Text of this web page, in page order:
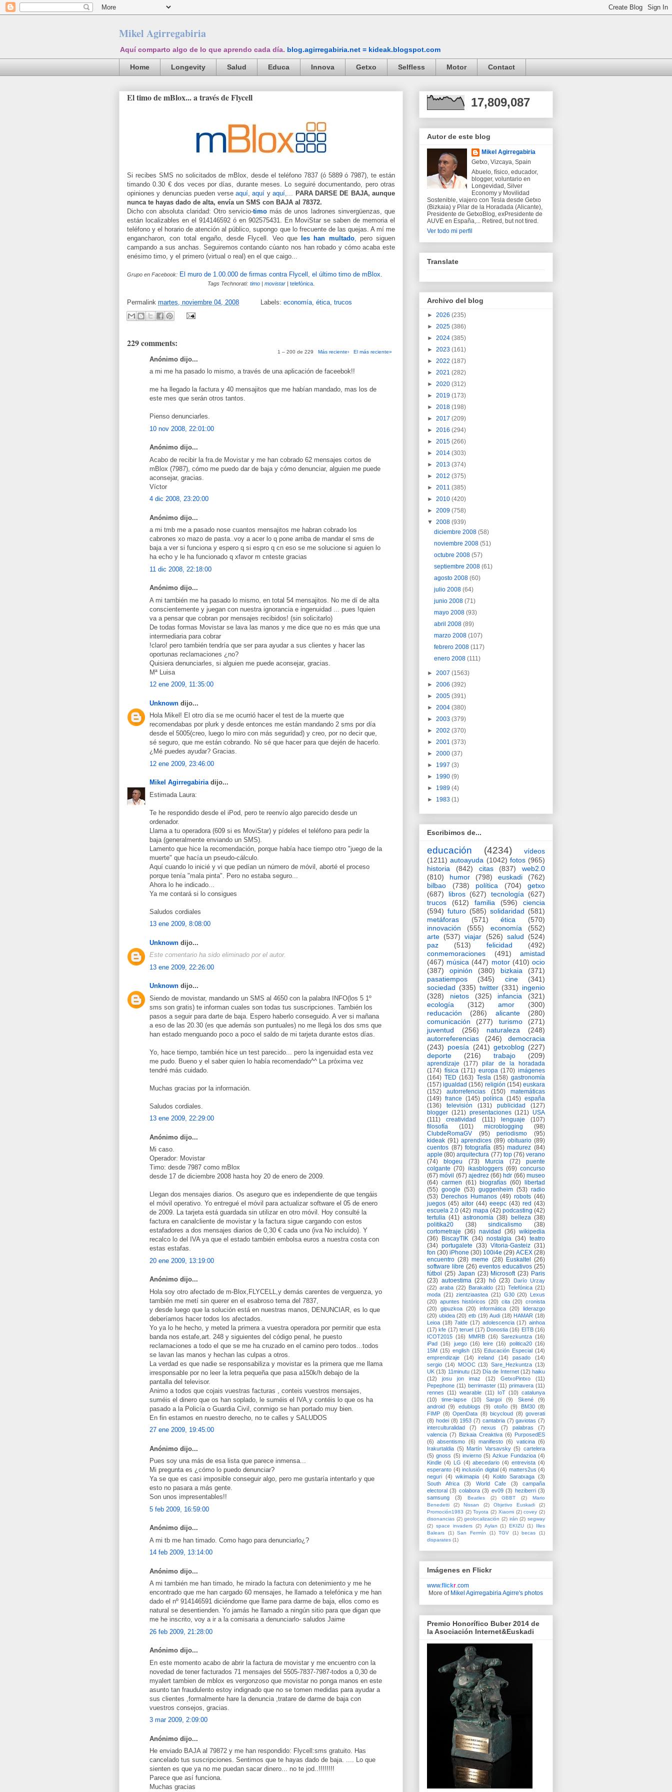
Mikel Agirregabiria
Aquí comparto algo de lo que aprendo cada día. blog.agirregabiria.net = kideak.blogspot.com
Home Longevity Salud Educa Innova Getxo Selfless Motor Contact
El timo de mBlox... a través de Flycell
Si recibes SMS no solicitados de mBlox, desde el teléfono 7837 (ó 5889 ó 7987), te están
timando 0.30 € dos veces por días, durante meses. Lo seguiré documentando, pero otras
opiniones y denuncias pueden verse aquí,aquí yaquí
PARA DARSE DE BAJA, aunque
nunca te hayas dado de alta, envía un SMS con BAJA al 78372.
Dicho con absoluta claridad: Otro servicio-timomás de unos ladrones sinvergüenzas, que
están localizables en el 914146592 ó en 902575431. En MoviStar se saben de memoria el
teléfono y el horario de atención al público, supongo que lo frecuente de las quejas. A mí me
engancharon, con total engaño, desde Flycell. Veo que
les han multado, pero siguen
campando a sus anchas. Seguiremos contando cúanto nos han robado y cómo acaba este
enésimo timo, y el primero (virtual o real) en el que caigo...
Grupo en Facebook: El muro de 1.00.000 de firmas contra Flycell, el último timo de mBlox
Tags Technorati: timo| movistar| telefónica.
Permalink martes, noviembre 04, 2008 Labels: economía, ética, trucos
229 comments:
1 – 200 de 229 Más reciente› El más reciente»
Anónimo dijo...
a mi me ha pasado lo mismo, a través de una aplicación de faceebok!!
me ha llegado la factura y 40 mensajitos que me habían mandado, mas los de
este mes que serán otros tantos.
Pienso denunciarles.
10 nov 2008, 22:01:00
Anónimo dijo...
Acabo de recibir la fra.de Movistar y me han cobrado 62 mensajes cortos de
mBlox (7987), cómo me puedo dar de baja y cómo denunciar, alguien me puede
aconsejar, gracias.
Víctor
4 dic 2008, 23:20:00
Anónimo dijo...
a mi tmb me a pasado nose cuantos mensajitos me habran cobrado los
cabrones xo mazo de pasta..voy a acer lo q pone arriba de mandar el sms de
baja a ver si funciona y espero q si espro q cn eso se me solucione si aguien lo
ha echo y le ha funcionado q xfavor m cnteste gracias
11 dic 2008, 22:18:00
Anónimo dijo...
A mi también me ha pasado lo mismo, en total 54 mensajitos. No me dí de alta
conscientemente y juegan con nuestra ignorancia e ingenuidad ... pues !quien
va a pensar que cobran por mensajes recibidos! (sin solicitarlo)
De todas formas Movistar se lava las manos y me dice que no es más que una
intermediaria para cobrar
!claro! pero también tendría que ser para ayudar a sus clientes y hacer las
oportunas reclamaciones ¿no?
Quisiera denunciarles, si alguien me puede aconsejar, gracias.
Mª Luisa
12 ene 2009, 11:35:00
Unknown dijo...
Hola Mikel! El otro día se me ocurrió hacer el test de la muerte que
recomendabas por plurk y desde entonces me están mandando 2 sms por día
desde el 5005(creo, luego lo miro con más seguridad) y creo, por no decir que,
sé seguro, que me están cobrando. No sé que hacer para que dején de hacerlo.
¿Mé puedes ayudar? Gracias.
12 ene 2009, 23:46:00
Mikel Agirregabiriadijo...
Estimada Laura:
Te he respondido desde el iPod, pero te reenvío algo parecido desde un
ordenador.
Llama a tu operadora (609 si es MoviStar) y pídeles el teléfono para pedir la
baja (generalmente enviando un SMS).
Lamento que hice la recomendación, porque había hace tiempo otro "juego de la
muerte" que hacía un pseudo-cálculo.
Aquí cuando lo inicié y vi que pedían un número de móvil, aborté el proceso
porque tenía "mala pinta". Pero no estaba seguro...
Ahora lo he indicado...
Ya me contará si lo consigues
Saludos cordiales
13 ene 2009, 8:08:00
Unknown dijo...
Este comentario ha sido eliminado por el autor.
13 ene 2009, 22:26:00
Unknown dijo...
Siendo de movistar, mandando un SMS al 4650 con la palabra INFO(los 5 1º
sms son gratis) te informan cuales son todas tus suscripciones. También los
pasos a seguir para darte de baja. Espero haberlo conseguido. A ver si mañana
a eso de las 20.30 (es que además son puntuales) no me llegá los dos sms que
han estado menguando poco a poco el saldo de mi tarjeta durante estos días.
Yo, hace tiempo, también hice un test parecido... pero la ingenuidad esta vez
me pudo. Bueno y el saber quien lo había recomendado^^ La próxima vez
tendré más cuidado.
Muchas gracias por la información.
Saludos cordiales.
13 ene 2009, 22:29:00
Anónimo dijo...
Mi caso.
Operador: Movistar
Timo: desde 7987 como mBlox
desde 17 de diciembre 2008 hasta hoy 20 de enero de 2009.
Llegan dos mensajes diarios. Os aseguro que es independiente de que tengáis
el móvil operativo. Yo entregué el móvil para actualizar software el 05 de enero
de 2009. La tarjeta está guardada sin utilizar en otro móvil. Hoy consulté la
factura en canalcliente de movistar y la factura sigue cargando con estos
estafadores a dos mensajes diarios de 0,30 € cada uno (iva No incluído). Y
recalco lo del IVA ya que el estado también embolsa euros a nuestra costa con
estas estafas.
20 ene 2009, 13:19:00
Anónimo dijo...
Hola soy otro afectado de m-Blox,FLYCELL,y demás carentes de verguenza, yo
también me metí sin querer en el esabroso tema del 7837,
y desde luego que la solución está en nuestras manos, DENUNCIAR, es lo que
deberíamos hacer todos los afectados.
Yo ya lo he hecho, y meted la primera a vuestra operadora por permitir que esta
banda nos estafe,art. 248 y siguientes del código penal, he puesto
reclamaciones a todo el que se me ha cruzado en el camino pero todos...todos
se lavan las manos y hechan las culpas a otros.
La verdad es que nadie se responsabiliza y movistar es la primera que me llama
irresponsable por no leer la letra pequeña que pasa a150k/h debajo de la
pantalla del televisor.
Animo a todos que cojais vuestras facturas , conteis vuestros mensajes,
suméis el dinero que os han soplado, le suméis el IVA,y contéis lo que os ha
pasado a la Policía o Guardia Civil, conmigo se han portado muy bien.
En fin estamos en nuestro derecho, no te calles y SALUDOS
27 ene 2009, 19:45:00
Anónimo dijo...
Pues soy una más de esa lista que parece inmensa...
Mi pregunta es ¿cómo lo puedo denunciar?
Ya se que es casi imposible conseguir algo, pero me gustaría intentarlo y que
esto no pasara a más gente.
Son unos impresentables!!
5 feb 2009, 16:59:00
Anónimo dijo...
A mi tb me han timado. Como hago para denunciarlo¿?
14 feb 2009, 13:14:00
Anónimo dijo...
A mi también me han timado, he mirado la factura con detenimiento y me he
encontrado que me han cargado 60 mensajes, he llamado a telefónica y me han
dado el nº 914146591 diciéndome que llame para darme de baja, ellos como es
natural se desentienden. Yo jamás he llamado a ningún sitio para que digan que
me he inscrito, voy a ir a la comisaria a denunciarlo- saludos Jaime
26 feb 2009, 21:28:00
Anónimo dijo...
En este momento acabo de abrir la factura de movistar y me encuentro con la
novedad de tener facturados 71 mensajes del 5505-7837-7987-todos a 0,30 de
myalert tambien de mblox es vergonzoso que movistar no ponga manos en este
asunto tan fraudulento estoy indignado que no se tomen medidas para ayudar a
sus clientes ,formalmente hare la denuncia ,tratare de darme de baja con
vuestros consejos, gracias.
3 mar 2009, 2:09:00
Anónimo dijo...
He enviado BAJA al 79872 y me han respondido: Flycell:sms gratuito. Has
cancelado tus suscripciones. Sentimos que te hayas dado de baja. .... Lo que
sienten es que ya no me puedan sacar dinero... no te jod..!!!!!!!!
Parece que así funciona.
Muchas gracias
17,809,087
Autor de este blog
Mikel Agirregabiria
Getxo, Vizcaya, Spain
Abuelo, físico, educador,
blogger, voluntario en
Longevidad, Silver
Economy y Movilidad
Sostenible, viajero con Tesla desde Getxo
(Bizkaia) y Pilar de la Horadada (Alicante),
Presidente de GetxoBlog, exPresidente de
AUVE en España,... Retired, but not tired.
Ver todo mi perfil
Translate
Archivo del blog
► 2026 (235)
► 2025 (386)
► 2024 (385)
► 2023 (161)
► 2022 (187)
► 2021 (282)
► 2020 (312)
► 2019 (173)
► 2018 (198)
► 2017 (209)
► 2016 (294)
► 2015 (266)
► 2014 (303)
► 2013 (374)
► 2012 (375)
► 2011 (385)
► 2010 (420)
► 2009 (758)
▼ 2008 (939)
diciembre 2008(58)
noviembre 2008(51)
octubre 2008(57)
septiembre 2008(61)
agosto 2008(60)
julio 2008(64)
junio 2008(71)
mayo 2008(93)
abril 2008(89)
marzo 2008(107)
febrero 2008(117)
enero 2008(111)
► 2007 (1563)
► 2006 (392)
► 2005 (391)
► 2004 (380)
► 2003 (379)
► 2002 (370)
► 2001 (373)
► 2000 (37)
► 1997 (3)
► 1990 (9)
► 1989 (4)
► 1983 (1)
Escribimos de...
educación (4234)
vídeos
(1211) autoayuda (1042) fotos (965)
historia
(842) citas (837)
web2.0
(810)
humor (798) euskadi
(762)
bilbao
(738) política (704)
getxo
(687)
libros (627) tecnología (627)
trucos
(612) familia (596)
ciencia
(594) futuro (585) solidaridad (581)
metáforas
(571) ética
(570)
innovación
(555) economía
(552)
arte (537) viajar (526) salud
(524)
paz
(513) felicidad
(492)
conmemoraciones
(491)
amistad
(467) música (447) motor (410) ocio
(387)
opinión (380) bizkaia
(371)
pasatiempos
(345) cine
(341)
sociedad (335) twitter (331) ingenio
(328)
nietos (325) infancia
(321)
ecología
(312) amor
(300)
reducación
(286) alicante
(280)
comunicación
(277) turismo
(271)
juventud
(256) naturaleza
(248)
autorreferencias
(246)
democracia
(243) poesía (241) getxoblog (227)
deporte
(216) trabajo (209)
aprendizaje (177)
pilar de la horadada
(174) física (171) europa (170) imágenes
(164) TED (163) Tesla (158) gastronomía
(157) igualdad (156) religión (154) euskara
(152)
autorrefencias (150)
matemáticas
(149) france (145) polírica (145) españa
(136)
televisión (131) publicidad
(127)
blogger (121) presentaciones (121) USA
(111)
creatividad (111) lenguaje
(107)
filosofía
(101) microblogging
(98)
ClubdeRomaGV
(95) periodismo
(95)
kideak (91) aprendices (89) obituario (89)
cuentos (87) fotografía (85) madurez (84)
apple (80) arquitectura (77) top (76) verano
(74)
blogeu (73) Murcia (72)
puente
colgante (70) ikasbloggers (69) concurso
(67) móvil (67) ajedrez (66) hdr (66) museo
(64) carmen (61) biografías (60)
libertad
(55) google (53) guggenheim (53) radio
(53) Derechos Humanos (49) robots (46)
juegos (45) aitor (44) eeepc (43) red (43)
escuela 2.0 (42) mapa (42) podcasting (42)
tertulia (41) astronomía (38) belleza (38)
politika20
(38) sindicalismo
(38)
cortometraje (36) navidad (36) wikipedia
(36)
BiscayTIK (34) nostalgia (34) teatro
(34) portugalete (33) Vitoria-Gasteiz (31)
fon (30) iPhone (30) 100i4e (29) ACEX (28)
encuentro (28) meme (28) Euskaltel
(26)
software libre (26) eventos educativos (25)
fútbol (25) Japan (23) Microsoft (23) Paris
(23) autoestima (23) hó (23)
Darío Urzay
(22) araba (22) Barakaldo (21) Telefónica (21)
moda (21) zientziaastea (21) G30 (20)
Lexus
(20) apuntes históricos (20) cita (20) cronista
(20)
gipuzkoa (20) informática (20)
liderazgo
(20) ubidea (20) etb (19) Audi (18) HAMAR (18)
Leioa (18) 7alde (17) adolescencia (17) ainhoa
(17) kfe (17) teruel (17) Donostia (16) EITB (16)
ICOT2015 (16) MMRB (16) Sarezkuntza (16)
iPad
(16) juego (16) leire (16) politica20 (16)
15M (15) english (15) Educación Especial (14)
emprendizaje
(14) ireland (14) pasado
(14)
sergio (14) MOOC (13) Sare_Hezkuntza (13)
UK (13) 11minutu (12) Día de Internet (12) haiku
(12)
josu jon imaz (12) GetxoPintxo
(11)
Pepephone (11) berrimaster (11) primavera (11)
rennes (11) wearable (11) IoT (10) catalunya
(10)
time-lapse (10) Sargoi (9) Skené
(9)
android
(9) edublogs (9) otoño (9) BM30 (8)
FIMP (8) OpenData (8) bicycloud (8) goverati
(8) hodei (8) 1953 (7) cantabria (7) gaviotas (7)
interculturalidad
(7) nexus (7) palabras
(7)
valencia (7) Bizkaia Creaktiva (6)
PurposedES
(6)
absentismo (6) manifiesto (6) vaticina (6)
Irakurtaldia (5) Martín Varsavsky (5) cartelera
(5) gnoss (5) invierno (5) Azkue Fundazioa (4)
Kindle (4) LG (4) abecedario (4) entrevista (4)
esperanto (4) inclusión digital (4) matters2us (4)
neguri (4) wikimapia (4) Koldo Saratxaga (3)
South Africa
(3) World Cafe (3)
campaña
electoral (3) colabora (3) ev09 (3) heziberri (3)
samsung
(3) Beatles (2) GBBT (2)
Mario
Benedetti
(2) Nissan (2) Objetivo Euskadi
(2)
Promoción1983 (2) Toyota (2) Xiaomi (2) covey (2)
disonancias (2) geolocalización (2) irán (2) segway
(2) space invaders (2) Aylan (1) EKIZU (1)
Illes
Balears
(1) San Fermín (1) TGV (1) becas
(1)
disparates (1)
Imágenes en Flickr
www.flickr .com
More of Mikel Agirregabiria Agirre's photos
Premio Honorífico Buber 2014 de
la Asociación Internet&Euskadi